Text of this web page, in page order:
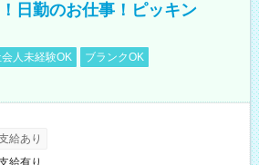
日勤のお仕事！ピッキン
人未経験OK
ブランクOK
給あり
給有り